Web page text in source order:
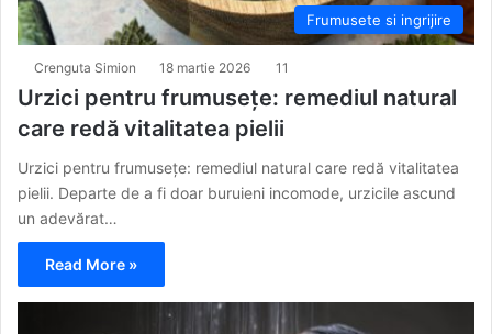
Frumusete si ingrijire
Crenguta Simion 18 martie 2026 11
Urzici pentru frumusețe: remediul natural
care redă vitalitatea pielii
Urzici pentru frumusețe: remediul natural care redă vitalitatea
pielii. Departe de a fi doar buruieni incomode, urzicile ascund
un adevărat…
Read More »